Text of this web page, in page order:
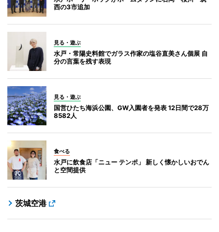
西の3市追加
見る・遊ぶ
水戸・常陽史料館でガラス作家の塩谷直美さん個展 自
分の言葉を残す表現
見る・遊ぶ
国営ひたち海浜公園、GW入園者を発表 12日間で28万
8582人
食べる
水戸に飲食店「ニュー テンポ」 新しく懐かしいおでん
と空間提供
茨城空港